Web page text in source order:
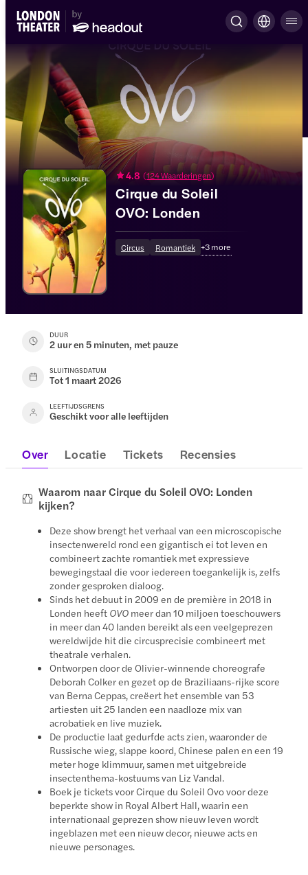
4.8 (124 Waarderingen)
Cirque du Soleil
OVO: Londen
Circus Romantiek +3more
DUUR
2 uur en 5 minuten, met pauze
SLUITINGSDATUM
Tot 1 maart 2026
LEEFTIJDSGRENS
Geschikt voor alle leeftijden
Over Locatie Tickets Recensies
Waarom naar Cirque du Soleil OVO: Londen
kijken?
Deze show brengt het verhaal van een microscopische
insectenwereld rond een gigantisch ei tot leven en
combineert zachte romantiek met expressieve
bewegingstaal die voor iedereen toegankelijk is, zelfs
zonder gesproken dialoog.
Sinds het debuut in 2009 en de première in 2018 in
Londen heeft OVO meer dan 10 miljoen toeschouwers
in meer dan 40 landen bereikt als een veelgeprezen
wereldwijde hit die circusprecisie combineert met
theatrale verhalen.
Ontworpen door de Olivier-winnende choreografe
Deborah Colker en gezet op de Braziliaans-rijke score
van Berna Ceppas, creëert het ensemble van 53
artiesten uit 25 landen een naadloze mix van
acrobatiek en live muziek.
De productie laat gedurfde acts zien, waaronder de
Russische wieg, slappe koord, Chinese palen en een 19
meter hoge klimmuur, samen met uitgebreide
insectenthema-kostuums van Liz Vandal.
Boek je tickets voor Cirque du Soleil Ovo voor deze
beperkte show in Royal Albert Hall, waarin een
internationaal geprezen show nieuw leven wordt
ingeblazen met een nieuw decor, nieuwe acts en
nieuwe personages.